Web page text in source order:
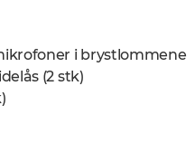
i brystlommene
(2 stk)